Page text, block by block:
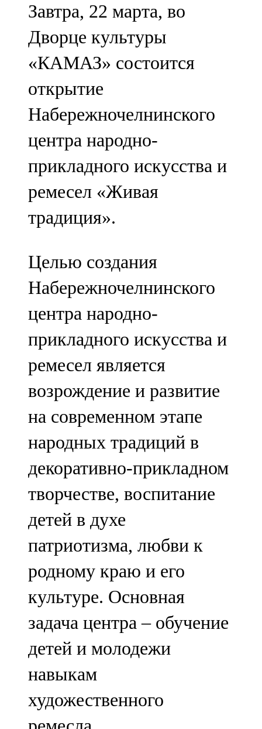
107,3 FM
Мөслим
100,0 FM
Нурлат
104,7 FM
Олы Әтнә
71,42 FM
Сарман
107,8 FM
Теләче
106,1 FM
Түбән Кама
102,6 FM
Чирмешән
107,7 FM
Чистай
103,0 FM
Чүпрәле
91,0 FM
Шәмәрдән
102,3 FM
Яңа чишмә
107,0 FM
Яр Чаллы
105,5 FM
Завтра, 22 марта, во
Дворце культуры
«КАМАЗ» состоится
открытие
Набережночелнинского
центра народно-
прикладного искусства и
ремесел «Живая
традиция».
Целью создания
Набережночелнинского
центра народно-
прикладного искусства и
ремесел является
возрождение и развитие
на современном этапе
народных традиций в
декоративно-прикладном
творчестве, воспитание
детей в духе
патриотизма, любви к
родному краю и его
культуре. Основная
задача центра – обучение
детей и молодежи
навыкам
художественного